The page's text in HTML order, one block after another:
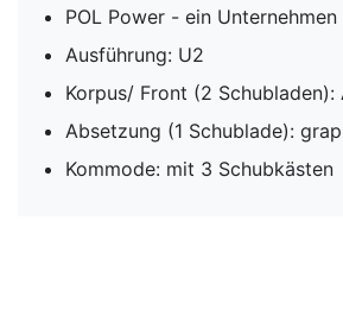
POL Power - ein
Ausführung: U2
Korpus/ Front (2
Absetzung (1 Schublade):
Kommode: mit 3 Schubkästen